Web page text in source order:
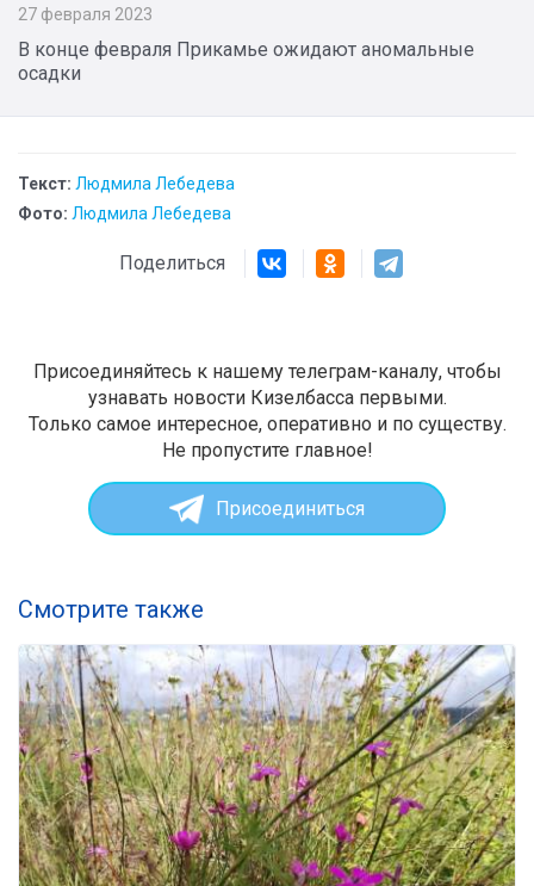
27 февраля 2023
В конце февраля Прикамье ожидают аномальные
осадки
Текст: Людмила Лебедева
Фото: Людмила Лебедева
Поделиться
Присоединяйтесь к нашему телеграм-каналу, чтобы
узнавать новости Кизелбасса первыми.
Только самое интересное, оперативно и по существу.
Не пропустите главное!
Присоединиться
Смотрите также